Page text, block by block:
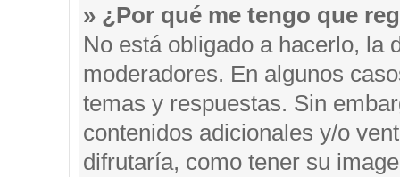
» ¿Por qué me tengo que
No está obligado a hacerlo, la
moderadores. En algunos
temas y respuestas. Sin
contenidos adicionales y/o
difrutaría, como tener su